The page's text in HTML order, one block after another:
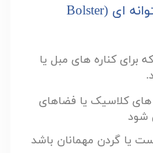
ای (Bolster
برای کناره های مبل یا
.
کلاسیک یا فضاهای
شود
یا گردن مهمانان باشد